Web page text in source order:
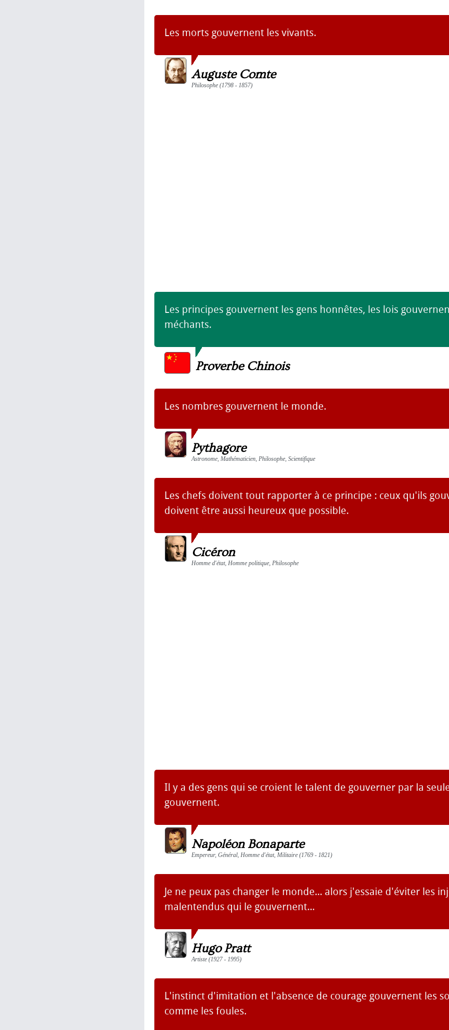
Les morts gouvernent les vivants.
Auguste Comte
Philosophe (1798 - 1857)
Les principes gouvernent les gens honnêtes, les lois
méchants.
Proverbe Chinois
Les nombres gouvernent le monde.
Pythagore
Astronome, Mathématicien, Philosophe, Scientifique
Les chefs doivent tout rapporter à ce principe : ceux qu'ils
doivent être aussi heureux que possible.
Cicéron
Homme d'état, Homme politique, Philosophe
Il y a des gens qui se croient le talent de gouverner par la
gouvernent.
Napoléon Bonaparte
Empereur, Général, Homme d'état, Militaire (1769 - 1821)
Je ne peux pas changer le monde... alors j'essaie d'éviter les
malentendus qui le gouvernent...
Hugo Pratt
Artiste (1927 - 1995)
L'instinct d'imitation et l'absence de courage gouvernent les
comme les foules.